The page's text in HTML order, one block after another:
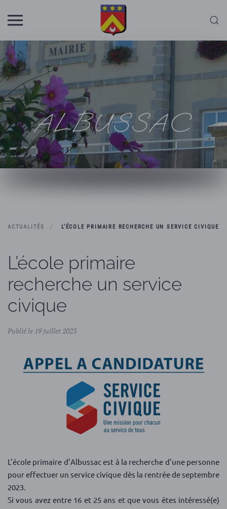
Skip to main content
ALBUSSAC
ACTUALITÉS L’ÉCOLE PRIMAIRE RECHERCHE UN SERVICE CIVIQUE
L’école primaire
recherche un service
civique
Publié le 19 juillet 2023
L’école primaire d’Albussac est à la recherche d’une personne
pour effectuer un service civique dès la rentrée de septembre
2023.
Si vous avez entre 16 et 25 ans et que vous êtes intéressé(e)